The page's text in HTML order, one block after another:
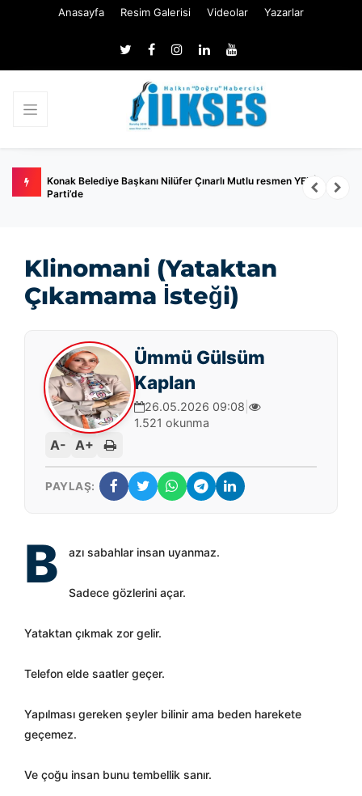
Anasayfa Resim Galerisi Videolar Yazarlar
Konak Belediye Başkanı Nilüfer Çınarlı Mutlu resmen YENİ
Parti’de
Klinomani (Yataktan
Çıkamama İsteği)
Ümmü Gülsüm
Kaplan
26.05.2026 09:08
1.521 okunma
A- A+
PAYLAŞ:
B azı sabahlar insan uyanmaz.
Sadece gözlerini açar.
Yataktan çıkmak zor gelir.
Telefon elde saatler geçer.
Yapılması gereken şeyler bilinir ama beden harekete
geçemez.
Ve çoğu insan bunu tembellik sanır.